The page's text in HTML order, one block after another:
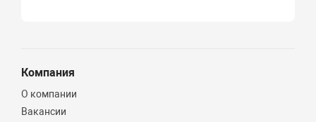
Монтаж
Компания
О компании
Вакансии